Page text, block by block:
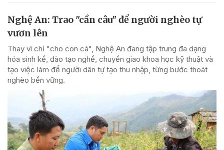
Nghệ An: Trao "cần câu" để người nghèo tự
vươn lên
Thay vì chỉ "cho con cá", Nghệ An đang tập trung đa dạng
hóa sinh kế, đào tạo nghề, chuyển giao khoa học kỹ thuật và
tạo việc làm để người dân tự tạo thu nhập, từng bước thoát
nghèo bền vững.